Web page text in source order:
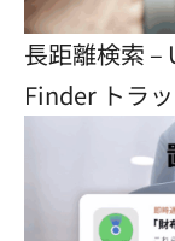
長距離検索 –
Finder トラ